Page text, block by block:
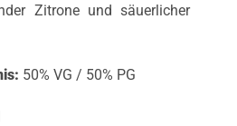
Zitrone und säuerlicher
50% VG / 50% PG